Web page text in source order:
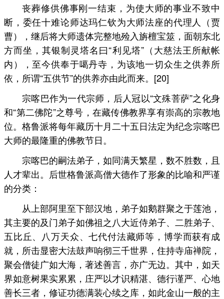
丧葬修供佛事刚一结束，为使大师的事业不致中
断，委任十难论师达玛仁钦为大师法座的代理人（贾
曹），继后将大师遗体完整地殓入旃檀宝筮，面朝东北
方而坐，其银制灵塔名曰“利见塔”（大慈法王所献帐
内），至今供奉于噶丹寺，为该地一切众生之供养所
依，所谓“五供节”的供养亦由此而来。[20]
宗喀巴作为一代宗师，后人冠以“文殊菩萨”之化身
和“第二佛陀”之尊号，在藏传佛教界享有崇高的宗教地
位。格鲁派将每年藏历十月二十五日法定为纪念宗喀巴
大师的最隆重的佛教节日。
宗喀巴的嗣法弟子，如同满天繁星，数不胜数，且
人才辈出。后世格鲁派高僧大德作了形象的比喻和严谨
的分类：
从上部阿里至下部汉地，弟子如鹅群聚之于莲池，
其主要的及门弟子如佛祖之八大近侍弟子、二胜弟子、
五比丘、八万天众、七代付法藏师等，博学而获有成
就，所击显密大法鼓声响彻三千世界，住持寺庙禅院，
聚会僧徒广如大海，著述善言，亦广无边。其中，如天
界如意树果实累累，庄严以才识精湛、德行谨严、心地
善长三者，修证功德满装心续之库，如此金山一般的主